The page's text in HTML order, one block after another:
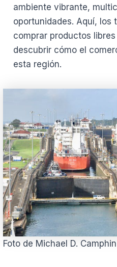
ambiente vibrante,
oportunidades. Aquí, los
comprar productos
descubrir cómo el
esta región.
Foto de Michael D. Camphin